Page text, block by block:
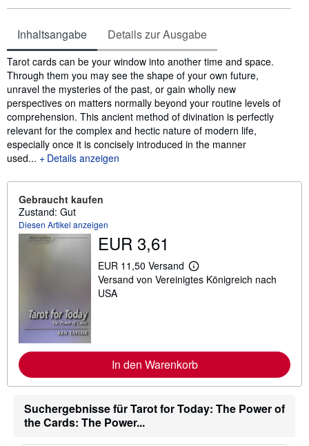
Inhaltsangabe Details zur Ausgabe
Inhaltsangabe
Tarot cards can be your window into another time and space.
Through them you may see the shape of your own future,
unravel the mysteries of the past, or gain wholly new
perspectives on matters normally beyond your routine levels of
comprehension. This ancient method of divination is perfectly
relevant for the complex and hectic nature of modern life,
especially once it is concisely introduced in the manner
used...
Details anzeigen
Gebraucht kaufen
Zustand: Gut
Diesen Artikel anzeigen
EUR 3,61
EUR 11,50 Versand
W
e
n
f
r
a
t
Versand von Vereinigtes Königreich nach
USA
In den Warenkorb
Suchergebnisse für Tarot for Today: The Power of
the Cards: The Power...